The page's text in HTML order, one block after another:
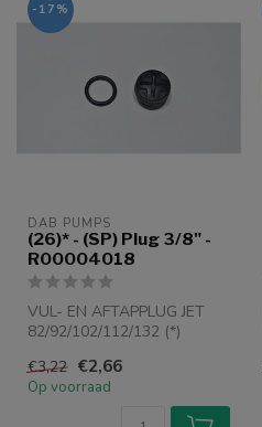
-17%
DAB PUMPS
(26)* - (SP) Plug 3/8" -
R00004018
VUL- EN AFTAPPLUG JET
82/92/102/112/132 (*)
€3,22 €2,66
Op voorraad